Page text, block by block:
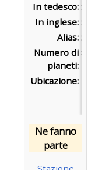
In tedesco:
In inglese:
Alias:
Numero di
pianeti:
8
Ubicazione:
Ne fanno
parte